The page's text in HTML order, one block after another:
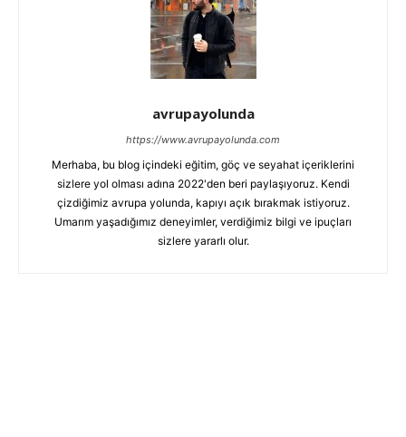
avrupayolunda
https://www.avrupayolunda.com
Merhaba, bu blog içindeki eğitim, göç ve seyahat içeriklerini
sizlere yol olması adına 2022'den beri paylaşıyoruz. Kendi
çizdiğimiz avrupa yolunda, kapıyı açık bırakmak istiyoruz.
Umarım yaşadığımız deneyimler, verdiğimiz bilgi ve ipuçları
sizlere yararlı olur.